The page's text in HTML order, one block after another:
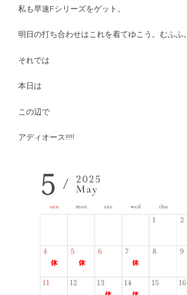
私も早速Fシリーズをゲット。
明日の打ち合わせはこれを着てゆこう。むふふ。
それでは
本日は
この辺で
アディオース!!!!!